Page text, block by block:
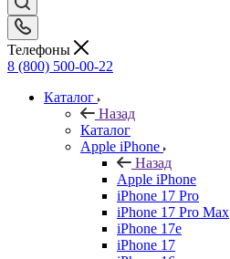
Телефоны
8 (800) 500-00-22
Каталог
Назад
Каталог
Apple iPhone
Назад
Apple iPhone
iPhone 17 Pro
iPhone 17 Pro Max
iPhone 17e
iPhone 17